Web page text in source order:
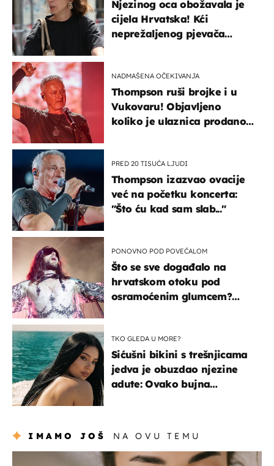
Njezinog oca obožavala je
cijela Hrvatska! Kći
neprežaljenog pjevača
NADMAŠENA OČEKIVANJA
Thompson ruši brojke i u
Vukovaru! Objavljeno
koliko je ulaznica prodano
PRED 20 TISUĆA LJUDI
Thompson izazvao ovacije
već na početku koncerta:
"Što ću kad sam slab..."
PONOVNO POD POVEĆALOM
Što se sve događalo na
hrvatskom otoku pod
osramoćenim glumcem?
TKO GLEDA U MORE?
Sićušni bikini s trešnjicama
jedva je obuzdao njezine
adute: Ovako bujna
IMAMO JOŠ NA OVU TEMU
moda & ljepota